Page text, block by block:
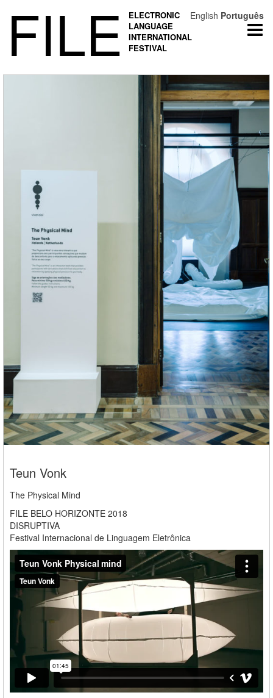
FILE
ELECTRONIC
LANGUAGE
INTERNATIONAL
FESTIVAL
Teun Vonk
The Physical Mind
FILE BELO HORIZONTE 2018
DISRUPTIVA
Festival Internacional de Linguagem Eletrônica
English Português